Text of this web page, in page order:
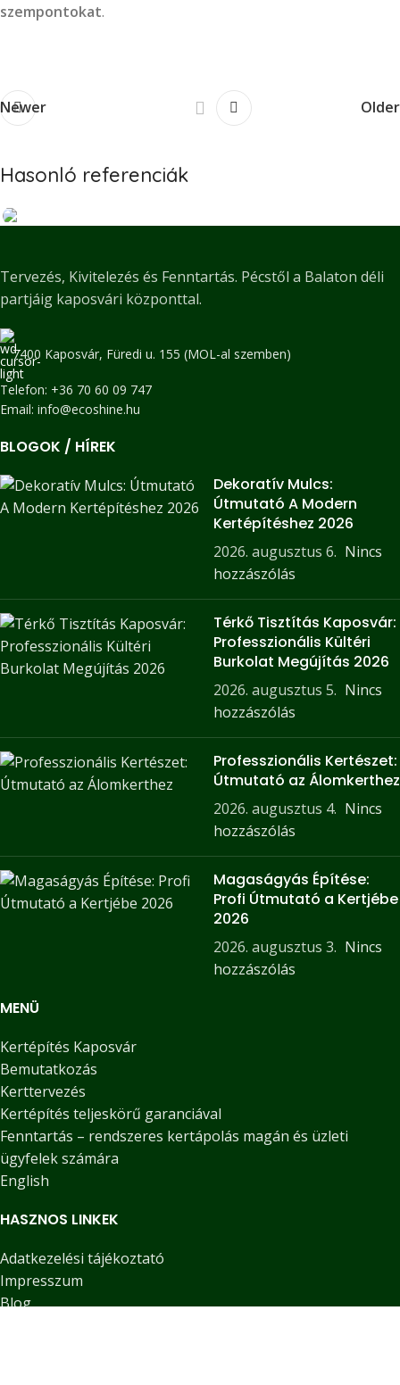
szempontokat.
Newer Older
Hasonló referenciák
Kertépítés
Komplett Kertépítés Kaposváron
Tervezés, Kivitelezés és Fenntartás. Pécstől a Balaton déli
partjáig kaposvári központtal.
7400 Kaposvár, Füredi u. 155 (MOL-al szemben)
Telefon: +36 70 60 09 747
Email: info@ecoshine.hu
BLOGOK / HÍREK
Dekoratív Mulcs:
Útmutató A Modern
Kertépítéshez 2026
2026. augusztus 6. Nincs
hozzászólás
Térkő Tisztítás Kaposvár:
Professzionális Kültéri
Burkolat Megújítás 2026
2026. augusztus 5. Nincs
hozzászólás
Professzionális Kertészet:
Útmutató az Álomkerthez
2026. augusztus 4. Nincs
hozzászólás
Magaságyás Építése:
Profi Útmutató a Kertjébe
2026
2026. augusztus 3. Nincs
hozzászólás
MENÜ
Kertépítés Kaposvár
Bemutatkozás
Kerttervezés
Kertépítés teljeskörű garanciával
Fenntartás – rendszeres kertápolás magán és üzleti
ügyfelek számára
English
HASZNOS LINKEK
Adatkezelési tájékoztató
Impresszum
Blog